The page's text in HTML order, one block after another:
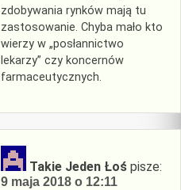
zdobywania rynków mają tu
zastosowanie. Chyba mało kto
wierzy w „posłannictwo
lekarzy” czy koncernów
farmaceutycznych.
Takie Jeden Łoś pisze:
9 maja 2018 o 12:11